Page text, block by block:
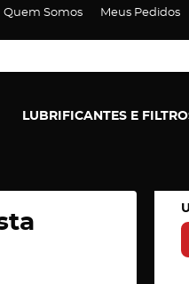
Quem Somos Meus Pedidos
LUBRIFICANTES E